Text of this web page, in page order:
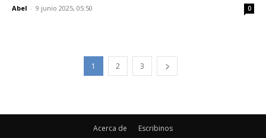
Abel - 9 junio 2025, 05:50 0
1 2 3
Acerca de Escribinos